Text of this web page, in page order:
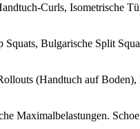
Curls, Isometrische
Squats, Bulgarische Split
(Handtuch auf Boden),
Maximalbelastungen.